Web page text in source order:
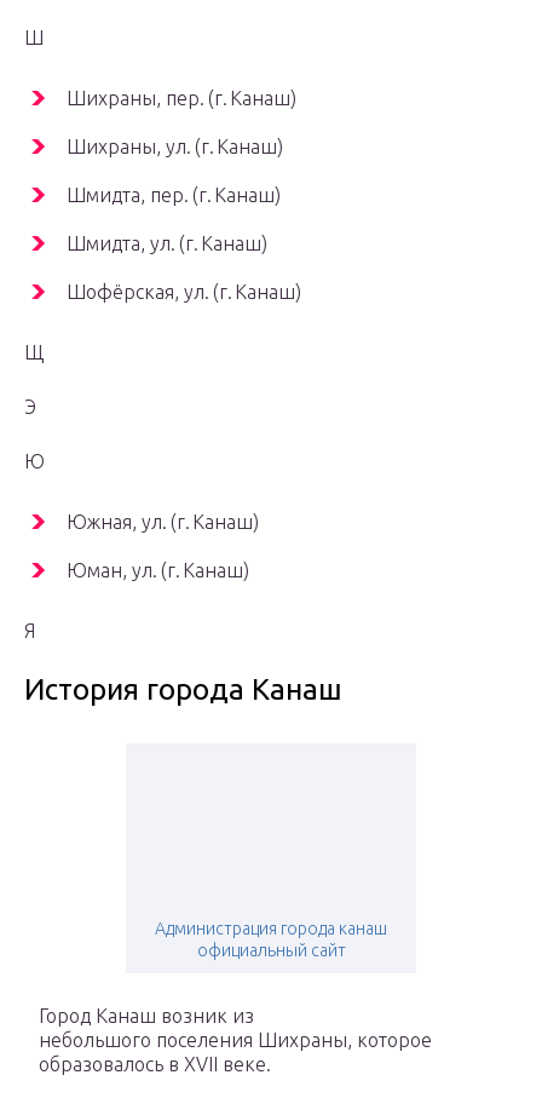
Ш
Шихраны, пер. (г. Канаш)
Шихраны, ул. (г. Канаш)
Шмидта, пер. (г. Канаш)
Шмидта, ул. (г. Канаш)
Шофёрская, ул. (г. Канаш)
Щ
Э
Ю
Южная, ул. (г. Канаш)
Юман, ул. (г. Канаш)
Я
История города Канаш
Администрация города канаш
официальный сайт
Город Канаш возник из
небольшого поселения Шихраны, которое
образовалось в XVII веке.